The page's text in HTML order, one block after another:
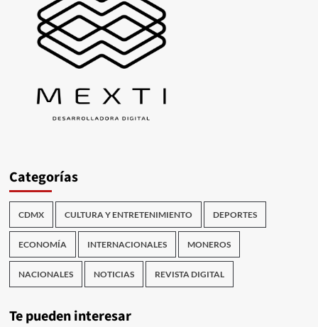
Categorías
CDMX CULTURA Y ENTRETENIMIENTO DEPORTES
ECONOMÍA INTERNACIONALES MONEROS
NACIONALES NOTICIAS REVISTA DIGITAL
Te pueden interesar